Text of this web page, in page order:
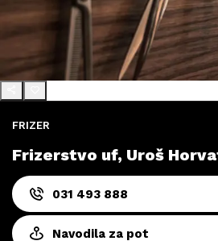
FRIZER
Frizerstvo uf, Uroš
031 493 888
Navodila za pot